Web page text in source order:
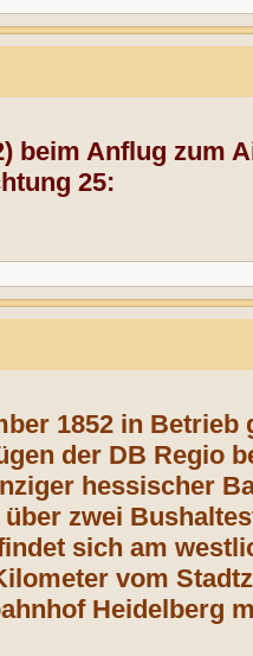
beim Anflug zum
25:
1852 in Betrieb
der DB Regio
hessischer
zwei
sich am
vom
Heidelberg